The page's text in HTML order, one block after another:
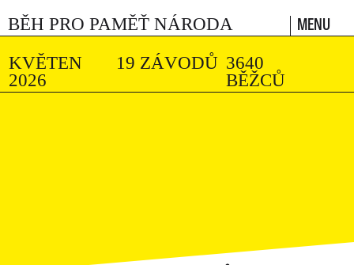
BĚH PRO PAMĚŤ NÁRODA MENU
KVĚTEN
2026
19 ZÁVODŮ 3640
BĚŽCŮ